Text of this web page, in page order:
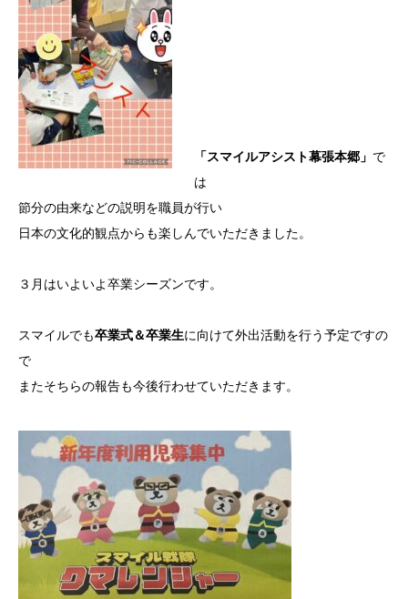
「スマイルアシスト幕張本郷」 で
は
節分の由来などの説明を職員が行い
日本の文化的観点からも楽しんでいただきました。
３月はいよいよ卒業シーズンです。
スマイルでも卒業式＆卒業生に向けて外出活動を行う予定ですの
で
またそちらの報告も今後行わせていただきます。